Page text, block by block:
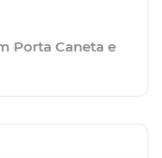
Porta Caneta e